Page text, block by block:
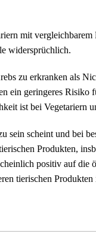
mit
widersprüchlich.
zu erkranken als
ein geringeres
ist bei Vegetariern
sein scheint und bei
Produkten,
positiv auf die
tierischen